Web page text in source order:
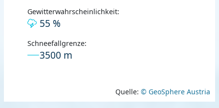
Gewitterwahrscheinlichkeit:
55 %
Schneefallgrenze:
3500 m
Quelle: © GeoSphere Austria